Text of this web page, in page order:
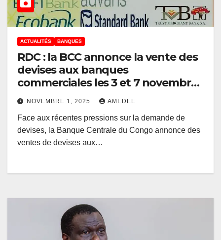
ACTUALITÉS BANQUES
RDC : la BCC annonce la vente des
devises aux banques
commerciales les 3 et 7 novembre
2025
NOVEMBRE 1, 2025 AMEDEE
Face aux récentes pressions sur la demande de
devises, la Banque Centrale du Congo annonce des
ventes de devises aux…